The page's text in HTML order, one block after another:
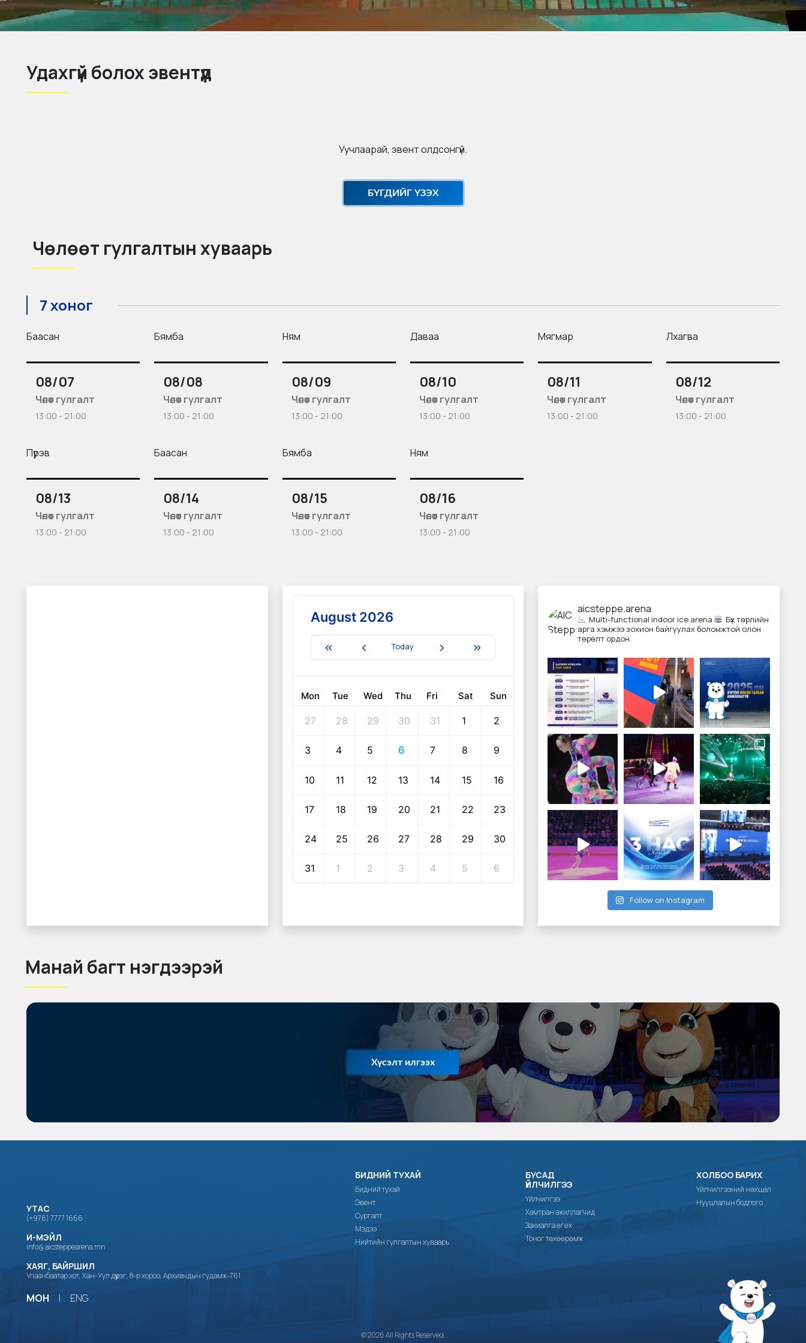
Удахгүй болох эвентүүд
Уучлаарай, эвент олдсонгүй.
БҮГДИЙГ ҮЗЭХ
Чөлөөт гулгалтын хуваарь
7 хоног
Баасан
08/07
Чөлөөт гулгалт
13:00 - 21:00
Бямба
08/08
Чөлөөт гулгалт
13:00 - 21:00
Ням
08/09
Чөлөөт гулгалт
13:00 - 21:00
Даваа
08/10
Чөлөөт гулгалт
13:00 - 21:00
Мягмар
08/11
Чөлөөт гулгалт
13:00 - 21:00
Лхагва
08/12
Чөлөөт гулгалт
13:00 - 21:00
Пүрэв
08/13
Чөлөөт гулгалт
13:00 - 21:00
Баасан
08/14
Чөлөөт гулгалт
13:00 - 21:00
Бямба
08/15
Чөлөөт гулгалт
13:00 - 21:00
Ням
08/16
Чөлөөт гулгалт
13:00 - 21:00
August 2026
Today
Mon Tue Wed Thu Fri Sat Sun
27 28 29 30 31 1 2
3 4 5 6 7 8 9
10 11 12 13 14 15 16
17 18 19 20 21 22 23
24 25 26 27 28 29 30
31 1 2 3 4 5 6
aicsteppe.arena
Multi-functional indoor ice arena
Бүх төрлийн
арга хэмжээ зохион байгуулах боломжтой олон
төрөлт ордон
Follow on Instagram
Манай багт нэгдээрэй
Хүсэлт илгээх
УТАС
(+976) 7777 1666
И-МЭЙЛ
info@aicsteppearena.mn
ХАЯГ, БАЙРШИЛ
Улаанбаатар хот, Хан-Уул дүүрэг, 8-р хороо, Архивчдын гудамж-761
МОН | ENG
БИДНИЙ ТУХАЙ
Бидний тухай
Эвент
Сургалт
Мэдээ
Нийтийн гулгалтын хуваарь
БУСАД
ҮЙЛЧИЛГЭЭ
Үйлчилгээ
Хамтран ажиллагчид
Захиалга өгөх
Тоног төхөөрөмж
ХОЛБОО БАРИХ
Үйлчилгээний нөхцөл
Нууцлалын бодлого
© 2026 All Rights Reserved.